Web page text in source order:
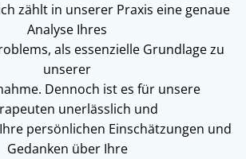
zählt in unserer Praxis eine genaue
Analyse Ihres
als essenzielle Grundlage zu
unserer
Dennoch ist es für unsere
unerlässlich und
persönlichen Einschätzungen und
Gedanken über Ihre